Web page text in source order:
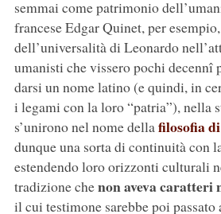
semmai come patrimonio
francese Edgar Quinet, per
dell’universalità di Leonardo
umanisti che vissero pochi decennî
darsi un nome latino (e quindi, in
i legami con la loro “patria”), nella
s’unirono nel nome dellafilosofia
dunque una sorta di continuità con
estendendo loro orizzonti culturali
tradizione chenon aveva caratteri
il cui testimone sarebbe poi